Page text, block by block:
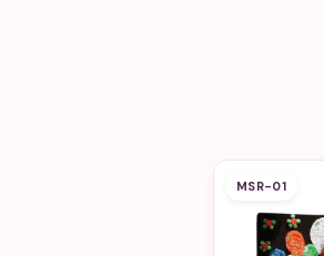
MSR-01